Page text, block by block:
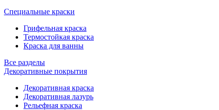
Специальные краски
Грифельная краска
Термостойкая краска
Краска для ванны
Все разделы
Декоративные покрытия
Декоративная краска
Декоративная лазурь
Рельефная краска